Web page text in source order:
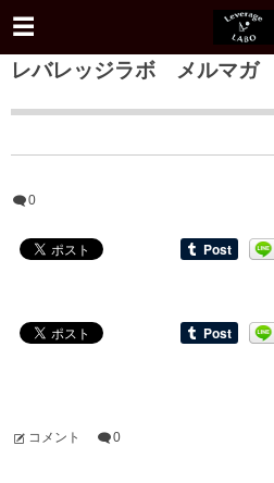
レバレッジラボ メルマガ
0
コメント 0